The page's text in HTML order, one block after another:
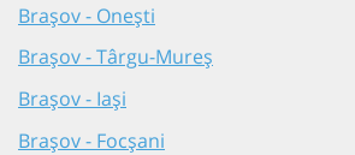
Brașov - Onești
Brașov - Târgu-Mureș
Brașov - Iași
Brașov - Focșani